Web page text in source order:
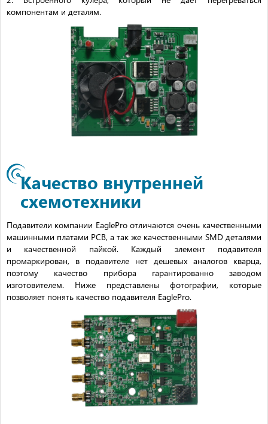
компонентам и деталям.
Качество внутренней
схемотехники
Подавители компании EaglePro отличаются очень качественными
машинными платами PCB, а так же качественными SMD деталями
и качественной пайкой. Каждый элемент подавителя
промаркирован, в подавителе нет дешевых аналогов кварца,
поэтому качество прибора гарантированно заводом
изготовителем. Ниже представлены фотографии, которые
позволяет понять качество подавителя EaglePro.